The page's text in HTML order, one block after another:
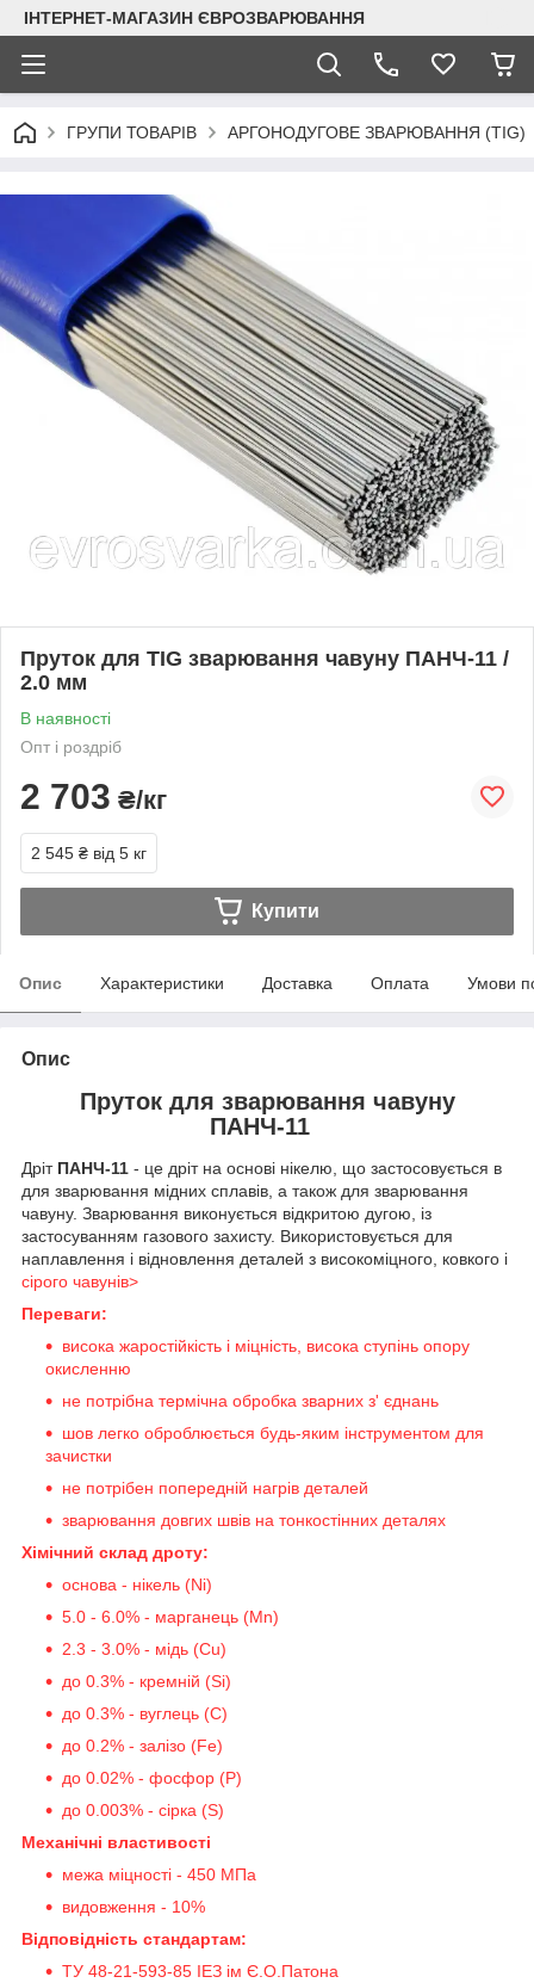
ІНТЕРНЕТ-МАГАЗИН ЄВРОЗВАРЮВАННЯ
ГРУПИ ТОВАРІВ АРГОНОДУГОВЕ ЗВАРЮВАННЯ (TIG)
Пруток для TIG зварювання чавуну ПАНЧ-11 /
2.0 мм
В наявності
Опт і роздріб
2 703 ₴/кг
2 545 ₴ від 5 кг
Купити
Опис Характеристики Доставка Оплата Умови
Опис
Пруток для зварювання чавуну
ПАНЧ-11
Дріт ПАНЧ-11 - це дріт на основі нікелю, що застосовується в
для зварювання мідних сплавів, а також для зварювання
чавуну. Зварювання виконується відкритою дугою, із
застосуванням газового захисту. Використовується для
наплавлення і відновлення деталей з високоміцного, ковкого і
сірого чавунів>
Переваги:
висока жаростійкість і міцність, висока ступінь опору
окисленню
не потрібна термічна обробка зварних з' єднань
шов легко оброблюється будь-яким інструментом для
зачистки
не потрібен попередній нагрів деталей
зварювання довгих швів на тонкостінних деталях
Хімічний склад дроту:
основа - нікель (Ni)
5.0 - 6.0% - марганець (Mn)
2.3 - 3.0% - мідь (Cu)
до 0.3% - кремній (Si)
до 0.3% - вуглець (C)
до 0.2% - залізо (Fe)
до 0.02% - фосфор (P)
до 0.003% - сірка (S)
Механічні властивості
межа міцності - 450 МПа
видовження - 10%
Відповідність стандартам:
ТУ 48-21-593-85 ІЕЗ ім Є.О.Патона